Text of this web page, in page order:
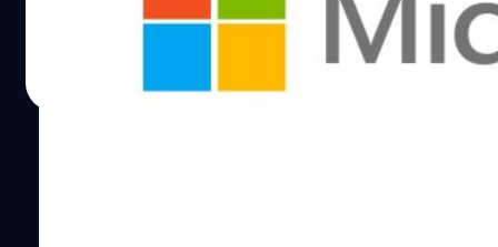
Windows และ​ MacOS คาดว่ารูปร่างหน้าตาจะไม่เปลี่ยนไป
จาก​ Office 2019 มากหนัก Microsoft ยังไม่ได้เปิดเผยราย
ละเอียดแน่ชัดในด้านของฟีเจอร์ และการเปลี่ยนแปลงทั้งหมด
ใน Office 2021 แต่ที่แน่ ๆ Office รุ่นใหม่นี้จะรองรับการใช้